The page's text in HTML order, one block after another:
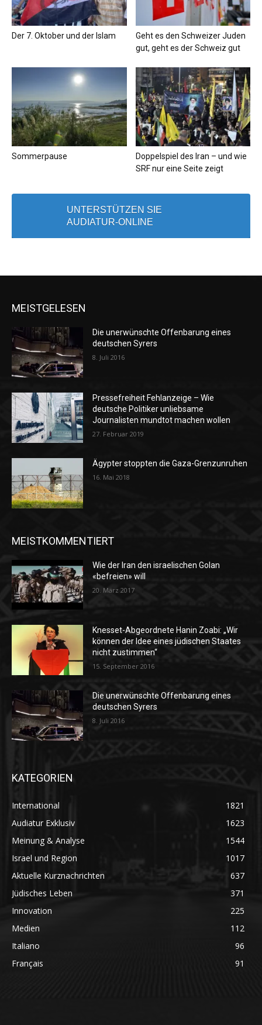
Der 7. Oktober und der Islam
Geht es den Schweizer Juden
gut, geht es der Schweiz gut
Sommerpause
Doppelspiel des Iran – und wie
SRF nur eine Seite zeigt
UNTERSTÜTZEN SIE
AUDIATUR-ONLINE
MEISTGELESEN
Die unerwünschte Offenbarung eines
deutschen Syrers
8. Juli 2016
Pressefreiheit Fehlanzeige – Wie
deutsche Politiker unliebsame
Journalisten mundtot machen wollen
27. Februar 2019
Ägypter stoppten die Gaza-Grenzunruhen
16. Mai 2018
MEISTKOMMENTIERT
Wie der Iran den israelischen Golan
«befreien» will
20. März 2017
Knesset-Abgeordnete Hanin Zoabi: „Wir
können der Idee eines jüdischen Staates
nicht zustimmen“
15. September 2016
Die unerwünschte Offenbarung eines
deutschen Syrers
8. Juli 2016
KATEGORIEN
International
1821
Audiatur Exklusiv
1623
Meinung & Analyse
1544
Israel und Region
1017
Aktuelle Kurznachrichten
637
Jüdisches Leben
371
Innovation
225
Medien
112
Italiano
96
Français
91